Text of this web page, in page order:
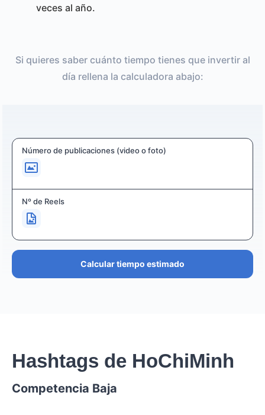
veces al año.
Si quieres saber cuánto tiempo tienes que invertir al
día rellena la calculadora abajo:
Número de publicaciones (video o foto)
Nº de Reels
Calcular tiempo estimado
Hashtags de HoChiMinh
Competencia Baja